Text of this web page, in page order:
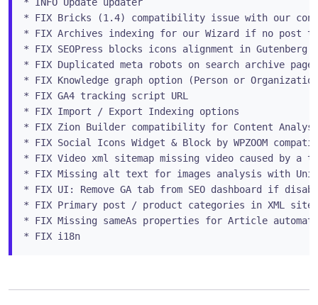
* INFO Update updater
* FIX Bricks (1.4) compatibility issue with our
* FIX Archives indexing for our Wizard if no post
* FIX SEOPress blocks icons alignment in Gutenberg
* FIX Duplicated meta robots on search archive page
* FIX Knowledge graph option (Person or
* FIX GA4 tracking script URL
* FIX Import / Export Indexing options
* FIX Zion Builder compatibility for Content
* FIX Social Icons Widget & Block by WPZOOM
* FIX Video xml sitemap missing video caused by a
* FIX Missing alt text for images analysis with
* FIX UI: Remove GA tab from SEO dashboard if
* FIX Primary post / product categories in XML
* FIX Missing sameAs properties for Article
* FIX i18n